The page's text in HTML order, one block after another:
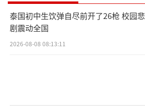
泰国初中生饮弹自尽前开了26枪 校园悲
剧震动全国
2026-08-08 08:13:11